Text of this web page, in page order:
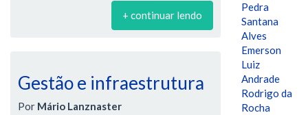
+ continuar lendo
Gestão e infraestrutura
Por Mário Lanznaster
Pedra
Santana
Alves
Emerson
Luiz
Andrade
Rodrigo da
Rocha